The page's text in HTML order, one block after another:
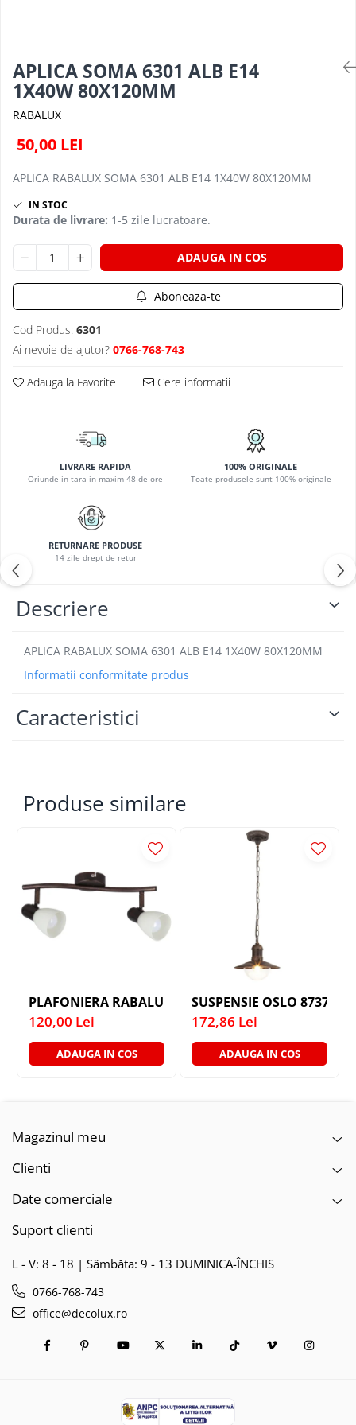
SUSPENSII CU LED
MINI SPOTURI MAGNETICE &
ACCESORII
SUSPENSII VINTAGE
APLICE VINTAGE
PLAFONIERE VINTAGE
ACCESORII & CABLU VINTAGE
APLICE COPII
SPOTURI APLICATE
LAMPADARE CRISTAL
VEIOZA VINTAGE
APLICA SOMA 6301 ALB E14
1X40W 80X120MM
RABALUX
50,00 LEI
APLICA RABALUX SOMA 6301 ALB E14 1X40W 80X120MM
IN STOC
Durata de livrare: 1-5 zile lucratoare.
ADAUGA IN COS
Aboneaza-te
Cod Produs: 6301
Ai nevoie de ajutor? 0766-768-743
Adauga la Favorite Cere informatii
LIVRARE RAPIDA
Oriunde in tara in maxim 48 de ore
100% ORIGINALE
Toate produsele sunt 100% originale
RETURNARE PRODUSE
14 zile drept de retur
Descriere
APLICA RABALUX SOMA 6301 ALB E14 1X40W 80X120MM
Informatii conformitate produs
Caracteristici
Produse similare
PLAFONIERA RABALUX SOMA 6592 MAROU ANTIC
120,00 Lei
ADAUGA IN COS
SUSPENSIE OSLO 8737 SI
172,86 Lei
ADAUGA IN COS
Magazinul meu
Clienti
Date comerciale
Suport clienti
L - V: 8 - 18 | Sâmbăta: 9 - 13 DUMINICA-ÎNCHIS
0766-768-743
office@decolux.ro